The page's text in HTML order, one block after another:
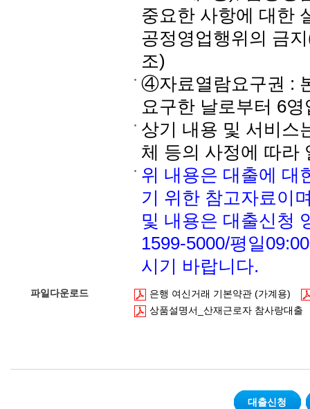
중요한 사항에 대한
공정영업행위의 금
조)
④자료열람요구권 :
요구한 날로부터 6
상기 내용 및 서비스
체 등의 사정에 따라
위 내용은 대출에 대
기 위한 참고자료이
및 내용은 대출신청
1599-5000/평일
시기 바랍니다.
파일다운로드
은행 여신거래 기본약관 (가계용)
상품설명서_산재근로자 참사랑대출
대출신청